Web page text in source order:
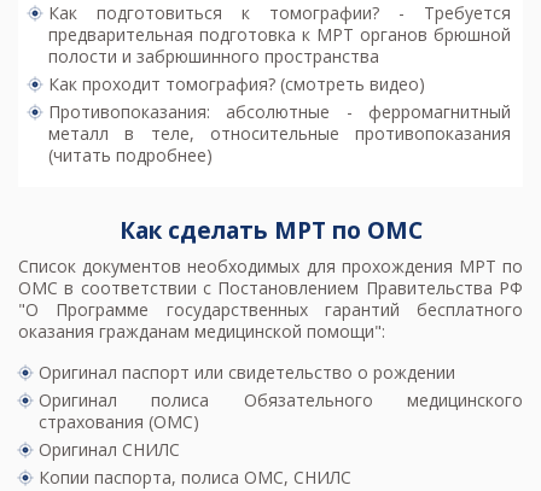
Как подготовиться к томографии? - Требуется
предварительная подготовка к МРТ органов брюшной
полости и забрюшинного пространства
Как проходит томография? (смотреть видео)
Противопоказания: абсолютные - ферромагнитный
металл в теле, относительные противопоказания
(читать подробнее)
Как сделать МРТ по ОМС
Список документов необходимых для прохождения МРТ по
ОМС в соответствии с Постановлением Правительства РФ
"О Программе государственных гарантий бесплатного
оказания гражданам медицинской помощи":
Оригинал паспорт или свидетельство о рождении
Оригинал полиса Обязательного медицинского
страхования (ОМС)
Оригинал СНИЛС
Копии паспорта, полиса ОМС, СНИЛС